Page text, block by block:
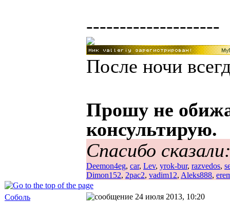
--------------------
После ночи
Прошу не
консультирую.
Спасибо
Deemon4eg, car, Lev, yrok-bur, razvedos,
Dimon152, 2pac2, vadim12, Aleks888,
Соболь 24 июля 2013, 10:20